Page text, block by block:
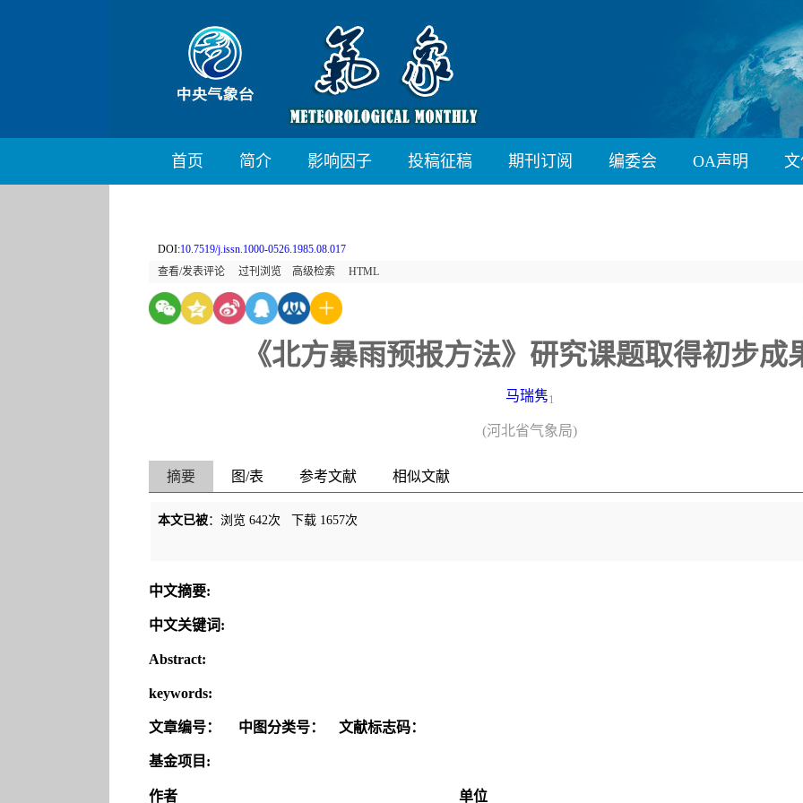
首页 简介 影响因子 投稿征稿 期刊订阅 编委会 OA声明
DOI:10.7519/j.issn.1000-0526.1985.08.017
查看/发表评论
过刊浏览 高级检索 HTML
《北方暴雨预报方法》研究课题取得初步成
马瑞隽1
(河北省气象局)
摘要 图/表 参考文献 相似文献
本文已被：浏览 642次 下载 1657次
中文摘要:
中文关键词:
Abstract:
keywords:
文章编号： 中图分类号： 文献标志码：
基金项目:
作者 单位